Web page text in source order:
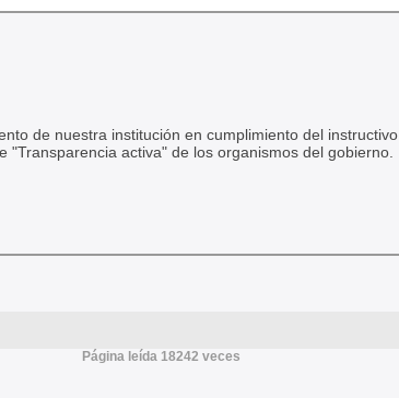
de nuestra institución en cumplimiento del instructivo
"Transparencia activa" de los organismos del gobierno.
Página leída 18242 veces